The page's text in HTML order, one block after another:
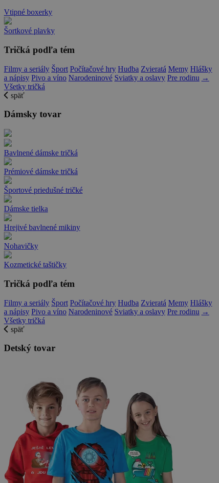
Vtipné boxerky
Šortkové plavky
Tričká podľa tém
Filmy a seriály Šport Počítačové hry Hudba Zvieratá Memy Hlášky
a nápisy Pivo a víno Narodeninové Sviatky a oslavy Pre rodinu →
Všetky tričká
späť
Dámsky tovar
Bavlnené dámske tričká
Prémiové dámske tričká
Športové priedušné tričké
Dámske tielka
Hrejivé bavlnené mikiny
Nohavičky
Kozmetické taštičky
Tričká podľa tém
Filmy a seriály Šport Počítačové hry Hudba Zvieratá Memy Hlášky
a nápisy Pivo a víno Narodeninové Sviatky a oslavy Pre rodinu →
Všetky tričká
späť
Detský tovar